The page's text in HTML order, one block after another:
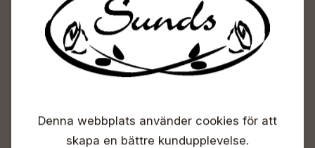
68660 Jakobstad
Blombeställningar
+358 50 388 9592
info(a)sunds.fi
+358 50 572 4235
plantshop(a)sunds.fi
Denna webbplats använder cookies för att
skapa en bättre kundupplevelse.